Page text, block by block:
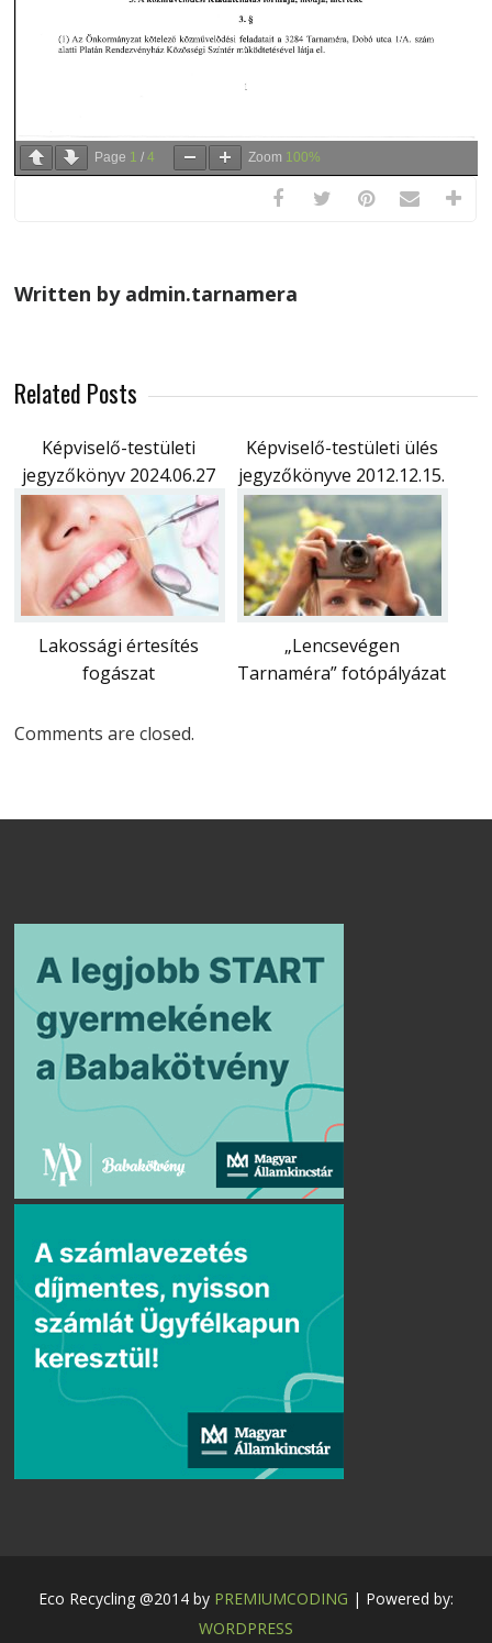
Page 1 /4 Zoom 100%
Written by admin.tarnamera
Related Posts
Képviselő-testületi
jegyzőkönyv 2024.06.27
Képviselő-testületi ülés
jegyzőkönyve 2012.12.15.
Lakossági értesítés
fogászat
„Lencsevégen
Tarnaméra” fotópályázat
Comments are closed.
Eco Recycling @2014 by PREMIUMCODING | Powered by:
WORDPRESS